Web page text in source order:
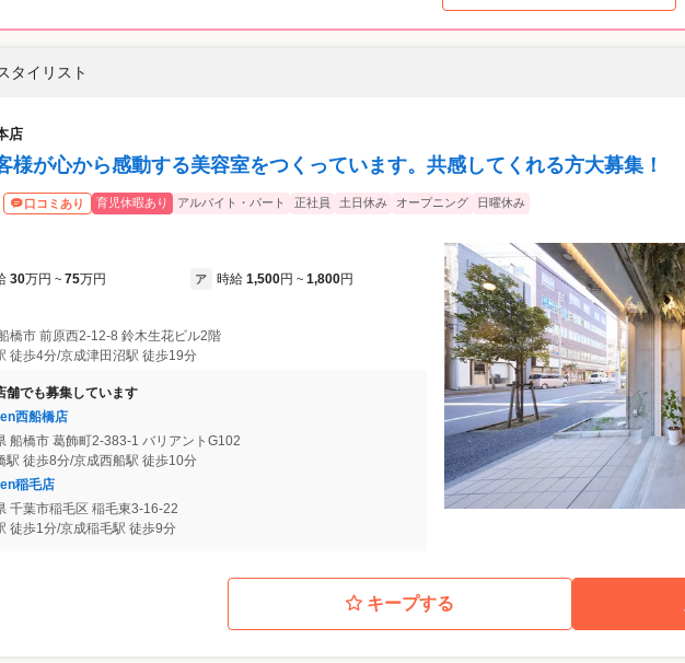
も在籍 ⭐ 8.研修センターあり！成長を全力支
助 ・カットモデルは会社が手配、丁寧にフォロー ⭐ 9.本部
ベント開催
タイリスト
店
様が心から感動する美容室をつくっています。共感してくれる方大募集！
口コミあり 育児休暇あり アルバイト・パート 正社員 土日休み オープニング 日曜休み
30万円 ~ 75万円 ア 時給 1,500円 ~ 1,800円
橋市 前原西2-12-8 鈴木生花ビル2階
徒歩4分/京成津田沼駅 徒歩19分
舗でも募集しています
西船橋店
船橋市 葛飾町2-383-1 バリアントG102
駅 徒歩8分/京成西船駅 徒歩10分
稲毛店
千葉市稲毛区 稲毛東3-16-22
徒歩1分/京成稲毛駅 徒歩9分
キープする